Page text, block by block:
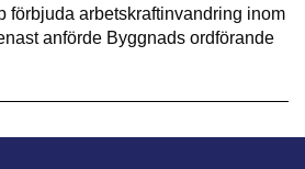
förbjuda arbetskraftinvandring inom
anförde Byggnads ordförande